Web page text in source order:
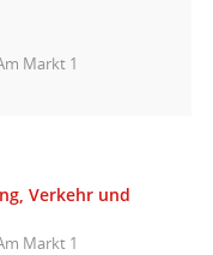
Markt 1
Verkehr und
Markt 1